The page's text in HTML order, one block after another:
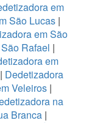
em
São Lucas|
em São
Rafael |
em
| Dedetizadora
Veleiros|
na
Branca |